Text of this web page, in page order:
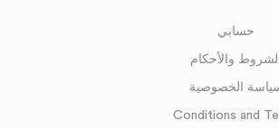
حسابي
الشروط والأحكام
الخصوصية
Conditions and